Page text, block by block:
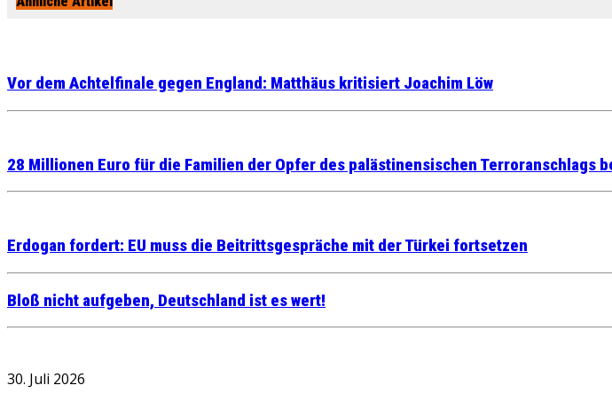
Vor dem Achtelfinale gegen England: Matthäus kritisiert Joachim Löw
28 Millionen Euro für die Familien der Opfer des palästinensischen Terroranschlags
Erdogan fordert: EU muss die Beitrittsgespräche mit der Türkei fortsetzen
Bloß nicht aufgeben, Deutschland ist es wert!
30. Juli 2026